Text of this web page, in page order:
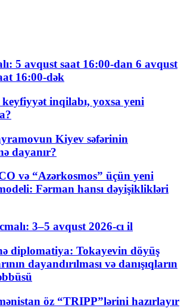
5 avqust saat 16:00-dan 6 avqust
16:00-dək
inqilabı, yoxsa yeni
Kiyev səfərinin
dayanır?
və “Azərkosmos” üçün yeni
Fərman hansı dəyişiklikləri
3–5 avqust 2026-cı il
diplomatiya: Tokayevin döyüş
dayandırılması və danışıqların
öz “TRIPP”lərini hazırlayır